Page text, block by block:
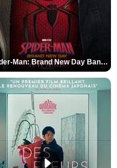
Spider-Man: Brand New Day Bande-annonce VO STFR